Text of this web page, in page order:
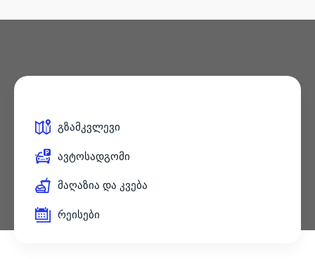
გზამკვლევი
ავტოსადგომი
მაღაზია და კვება
რეისები